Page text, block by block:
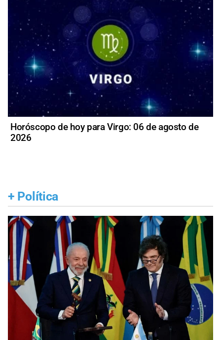
Horóscopo de hoy para Virgo: 06 de agosto de
2026
+ Política